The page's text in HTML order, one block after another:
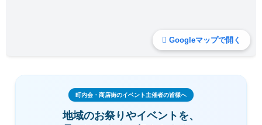
Googleマップで開く
町内会・商店街のイベント主催者の皆様へ
地域のお祭りやイベントを、